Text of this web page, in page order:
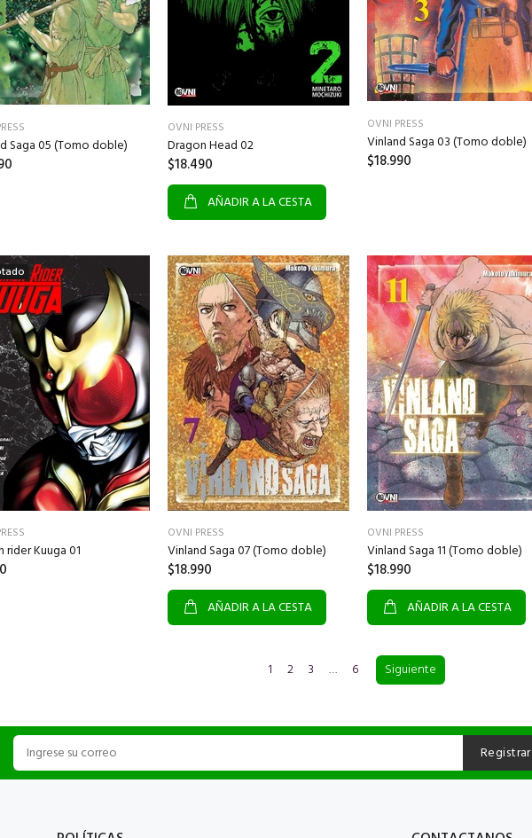
Saga 05 (Tomo doble)
OVNI PRESS
Dragon Head 02
$18.490
AÑADIR A LA CESTA
OVNI PRESS
Vinland Saga 03 (Tomo doble)
$18.990
rider Kuuga 01
OVNI PRESS
Vinland Saga 07 (Tomo doble)
$18.990
AÑADIR A LA CESTA
OVNI PRESS
Vinland Saga 11 (Tomo doble)
$18.990
AÑADIR A LA CESTA
1 2 3 … 6 Siguiente
Registrar